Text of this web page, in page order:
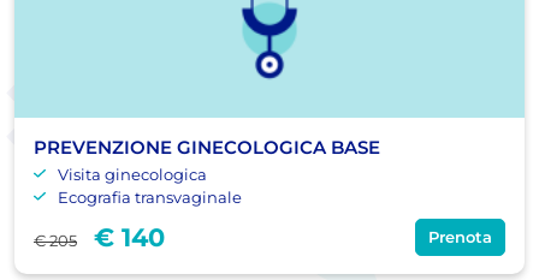
PREVENZIONE GINECOLOGICA BASE
Visita ginecologica
Ecografia transvaginale
€ 205 € 140 Prenota